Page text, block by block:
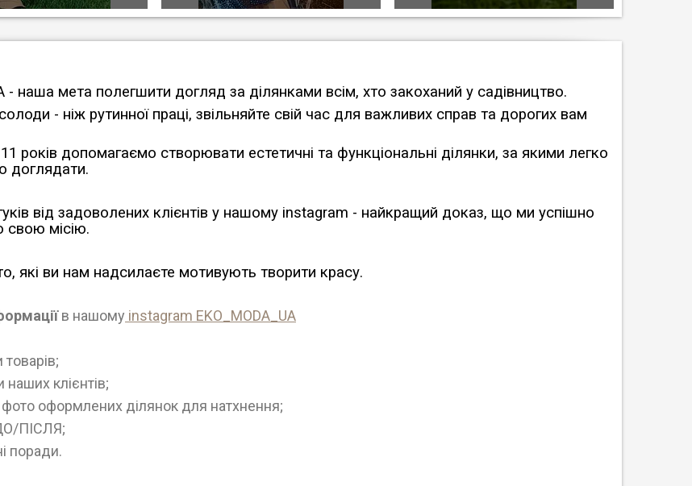
- наша мета полегшити догляд за ділянками всім, хто закоханий у садівництво.
- ніж рутинної праці, звільняйте свій час для важливих справ та дорогих вам
років допомагаємо створювати естетичні та функціональні ділянки, за якими легко
доглядати.
від задоволених клієнтів у нашому instagram - найкращий доказ, що ми успішно
свою місію.
які ви нам надсилаєте мотивують творити красу.
в нашому instagram EKO_MODA_UA
наших клієнтів;
фото оформлених ділянок для натхнення;
ПІСЛЯ;
поради.